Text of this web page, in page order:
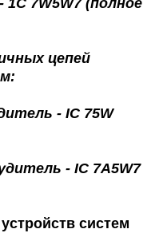
7W5W7 (полное
цепей
- IC 75W
- IC 7A5W7
систем